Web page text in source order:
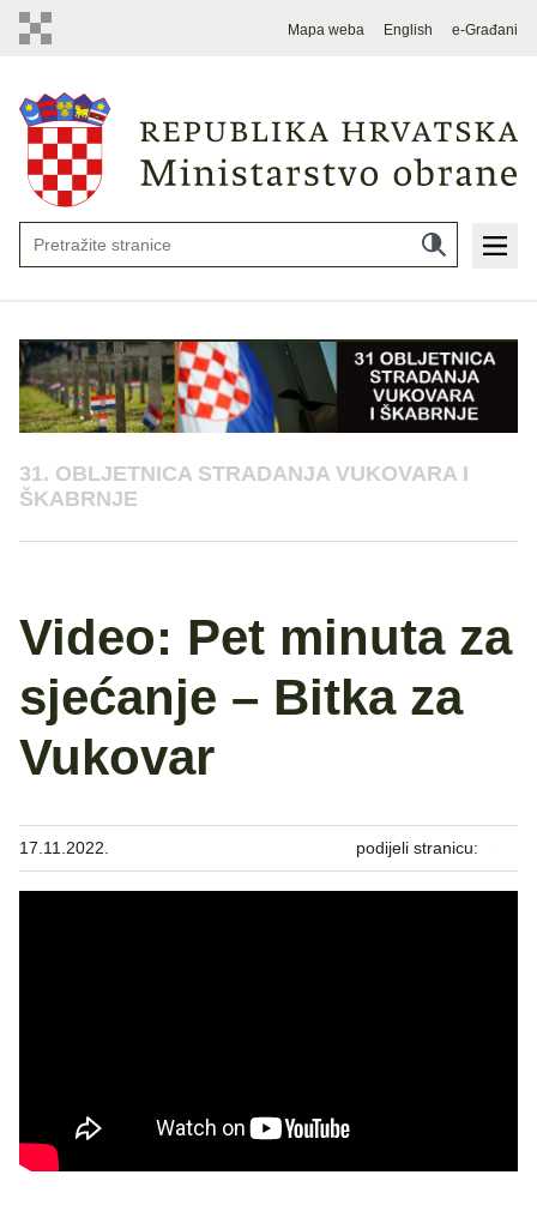
Mapa weba English e-Građani
31. OBLJETNICA STRADANJA VUKOVARA I
ŠKABRNJE
Video: Pet minuta za
sjećanje – Bitka za
Vukovar
17.11.2022. podijeli stranicu: